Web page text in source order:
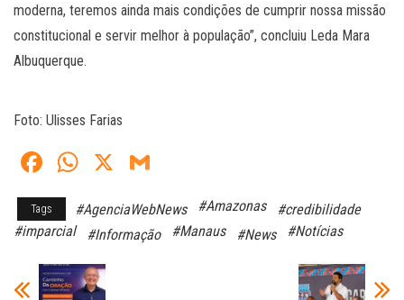
moderna, teremos ainda mais condições de cumprir nossa missão
constitucional e servir melhor à população”, concluiu Leda Mara
Albuquerque.
Foto: Ulisses Farias
Fa
ce
bo
W
ts
A
pp
X
ail
Tags #AgenciaWebNews #Amazonas
#credibilidade
#imparcial
#Informação #Manaus #News #Notícias